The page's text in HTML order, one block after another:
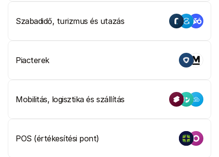
Szabadidő, turizmus és utazás
Piacterek
Mobilitás, logisztika és szállítás
POS (értékesítési pont)